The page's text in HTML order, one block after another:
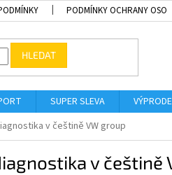
PODMÍNKY OCHRANY
HLEDAT
SUPER SLEVA
v češtině VW group
v češtině